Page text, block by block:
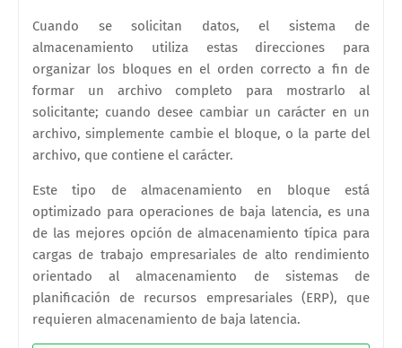
Cuando se solicitan datos, el sistema de
almacenamiento utiliza estas direcciones para
organizar los bloques en el orden correcto a fin de
formar un archivo completo para mostrarlo al
solicitante; cuando desee cambiar un carácter en un
archivo, simplemente cambie el bloque, o la parte del
archivo, que contiene el carácter.
Este tipo de almacenamiento en bloque está
optimizado para operaciones de baja latencia, es una
de las mejores opción de almacenamiento típica para
cargas de trabajo empresariales de alto rendimiento
orientado al almacenamiento de sistemas de
planificación de recursos empresariales (ERP), que
requieren almacenamiento de baja latencia.